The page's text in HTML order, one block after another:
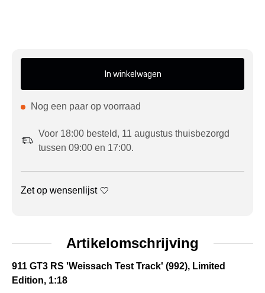
In winkelwagen
Nog een paar op voorraad
Voor 18:00 besteld, 11 augustus thuisbezorgd
tussen 09:00 en 17:00.
Zet op wensenlijst
Artikelomschrijving
911 GT3 RS 'Weissach Test Track' (992), Limited
Edition, 1:18